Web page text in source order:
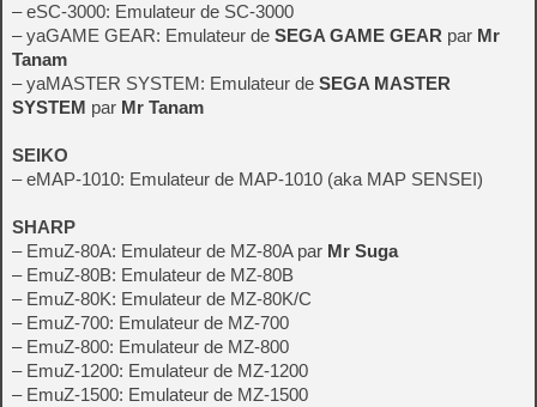
– eSC-3000: Emulateur de SC-3000
– yaGAME GEAR: Emulateur de SEGA GAME GEAR par Mr
Tanam
– yaMASTER SYSTEM: Emulateur de SEGA MASTER
SYSTEM par Mr Tanam
SEIKO
– eMAP-1010: Emulateur de MAP-1010 (aka MAP SENSEI)
SHARP
– EmuZ-80A: Emulateur de MZ-80A par Mr Suga
– EmuZ-80B: Emulateur de MZ-80B
– EmuZ-80K: Emulateur de MZ-80K/C
– EmuZ-700: Emulateur de MZ-700
– EmuZ-800: Emulateur de MZ-800
– EmuZ-1200: Emulateur de MZ-1200
– EmuZ-1500: Emulateur de MZ-1500